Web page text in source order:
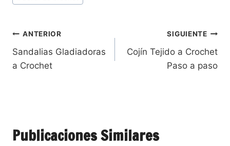
ANTERIOR
Sandalias Gladiadoras
a Crochet
SIGUIENTE
Cojín Tejido a Crochet
Paso a paso
Publicaciones Similares